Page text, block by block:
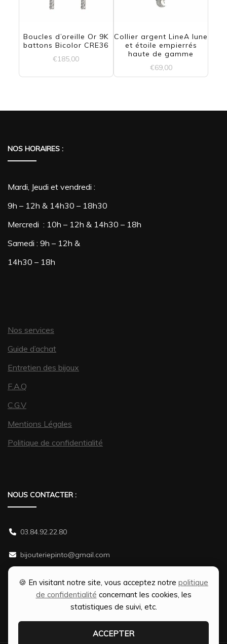
🍪 En visitant notre site, vous acceptez notre politique
de confidentialité concernant les cookies, les
statistiques de suivi, etc.
ACCEPTER
Boucles d’oreille Or 9K
battons Bicolor CRE36
€185,00
Collier argent LineA lune
et étoile empierrés
haute de gamme
€69,00
NOS HORAIRES :
Mardi, Jeudi et vendredi :
9h – 12h & 14h30 – 18h30
Mercredi : 10h – 12h & 14h30 – 18h
Samedi : 9h – 12h &
14h30 – 18h
Nos services
Guide d’achat
Entretien des bijoux
F.A.Q
C.G.V
Mentions Légales
Politique de confidentialité
NOUS CONTACTER :
03.84.92.22.80
bijouteriepinto@gmail.com
38 rue Gambetta 70500 JUSSEY